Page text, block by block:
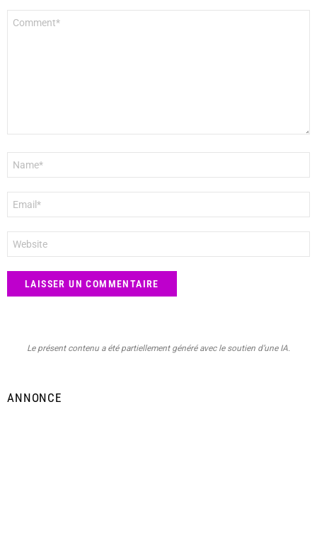
mail
*
web
Le présent contenu a été partiellement généré avec le soutien d’une IA.
ANNONCE